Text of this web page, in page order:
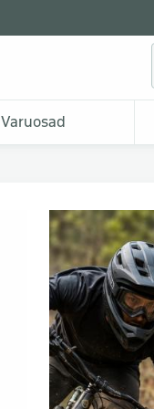
Varuosad